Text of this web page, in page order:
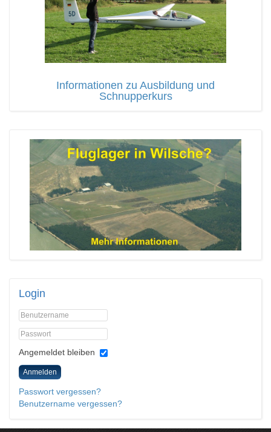
Informationen zu Ausbildung und
Schnupperkurs
Login
Angemeldet bleiben
Anmelden
Passwort vergessen?
Benutzername vergessen?